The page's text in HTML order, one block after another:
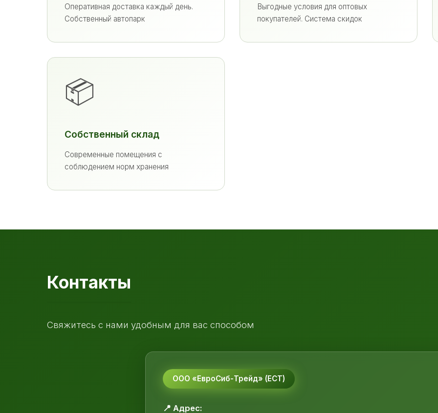
Оперативная доставка каждый день.
Собственный автопарк
Выгодные условия для оптовых
покупателей. Система скидок
📦
Собственный склад
Современные помещения с
соблюдением норм хранения
Контакты
Свяжитесь с нами удобным для вас способом
ООО «ЕвроСиб-Трейд» (ЕСТ)
📍 Адрес: